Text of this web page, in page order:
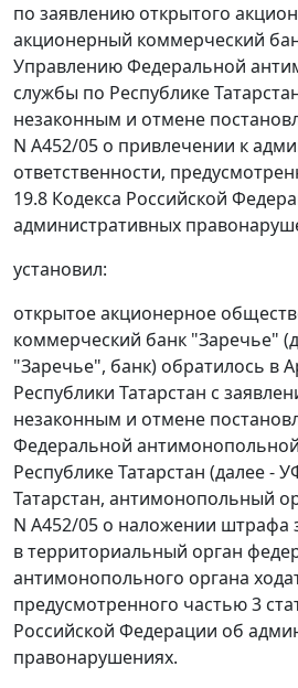
по заявлению открытого
акционерный коммерческий
Управлению Федеральной
службы по Республике
незаконным и отмене
N А452/05 о привлечении к
ответственности,
19.8 Кодекса Российской
административных
установил:
открытое акционерное
коммерческий банк "Заречье"
"Заречье", банк) обратилось в
Республики Татарстан с
незаконным и отмене
Федеральной
Республике Татарстан (далее -
Татарстан, антимонопольный
N А452/05 о наложении штрафа
в территориальный орган
антимонопольного органа
предусмотренного частью 3
Российской Федерации об
правонарушениях.